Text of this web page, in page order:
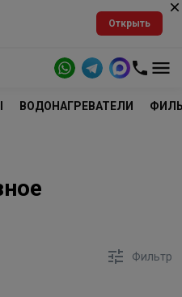
Открыть
ВОДОНАГРЕВАТЕЛИ
Фильтр